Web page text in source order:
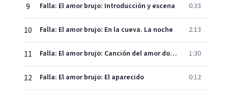
9 Falla: El amor brujo: Introducción y escena 0:33
10 Falla: El amor brujo: En la cueva. La noche 2:13
11 Falla: El amor brujo: Canción del amor dolido 1:30
12 Falla: El amor brujo: El aparecido 0:12